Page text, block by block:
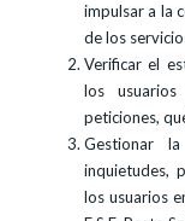
impulsar a la
de los
Verificar el
los
peticiones,
Gestionar
inquietudes,
los usuarios